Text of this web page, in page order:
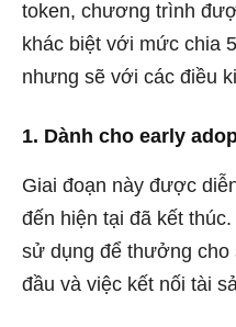
token, chương trình
khác biệt với mức chia
nhưng sẽ với các điều
1. Dành cho early
Giai đoạn này được
đến hiện tại đã kết
sử dụng để thưởng
đầu và việc kết nối tài